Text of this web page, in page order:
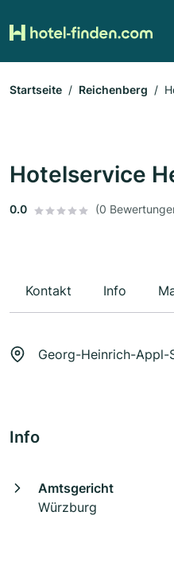
Startseite Reichenberg
Hotelservice
0.0 (0
Kontakt Info
Georg-Heinrich-Appl-
Info
Amtsgericht
Würzburg